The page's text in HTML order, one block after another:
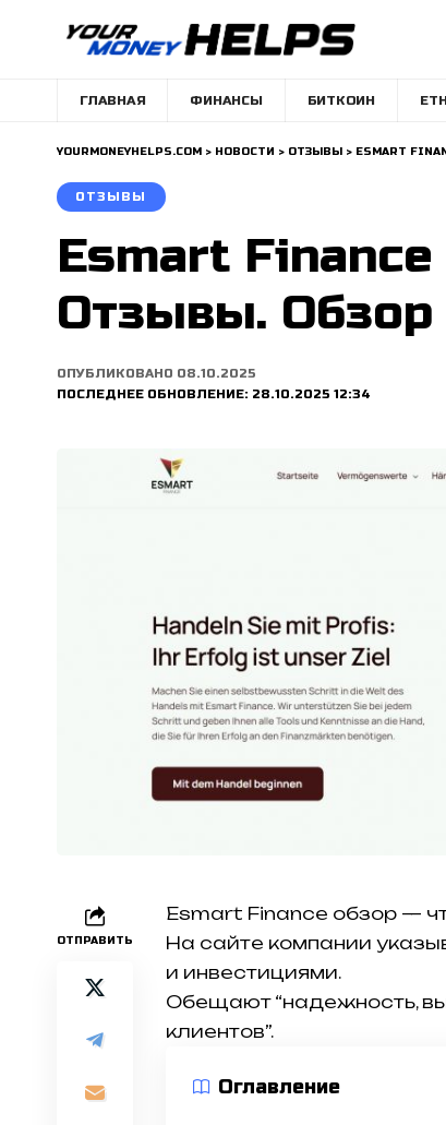
ГЛАВНАЯ ФИНАНСЫ БИТКОИН
YOURMONEYHELPS.COM > НОВОСТИ > ОТЗЫВЫ > ESMART
ОТЗЫВЫ
Esmart
Отзывы.
ПОСЛЕДНЕЕ ОБНОВЛЕНИЕ: 28.10.2025 12:34
ОПУБЛИКОВАНО 08.10.2025
ОТПРАВИТЬ
Esmart Finance обзор —
На сайте компании
и инвестициями.
Обещают “надежность,
клиентов”.
Оглавление